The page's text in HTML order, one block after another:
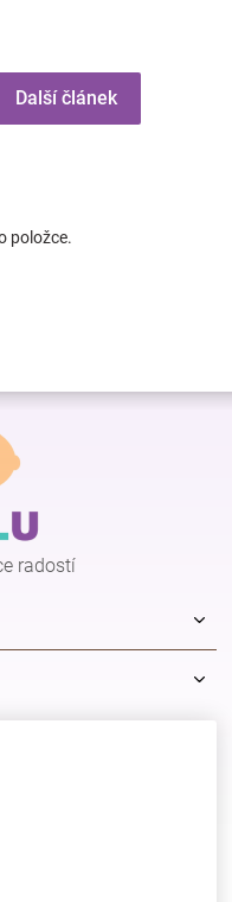
Další článek
položce.
radostí